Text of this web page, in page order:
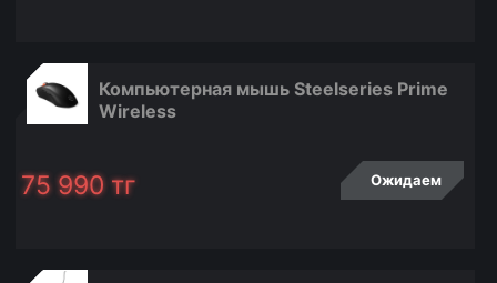
Компьютерная мышь Steelseries Prime
Wireless
Ожидаем
75 990тг